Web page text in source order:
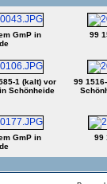
GmP in
99
1 (kalt) vor
Schönheide
99
GmP in
99